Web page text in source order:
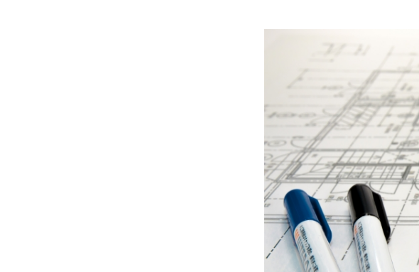
私たちのこと
設計実績
お客様の声